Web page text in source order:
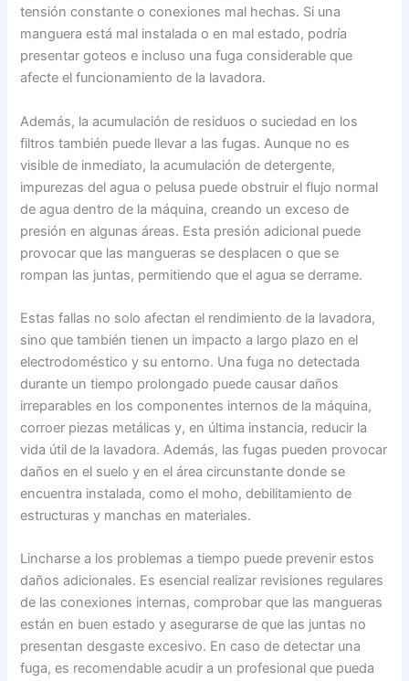
tensión constante o conexiones mal hechas. Si una
manguera está mal instalada o en mal estado, podría
presentar goteos e incluso una fuga considerable que
afecte el funcionamiento de la lavadora.
Además, la acumulación de residuos o suciedad en los
filtros también puede llevar a las fugas. Aunque no es
visible de inmediato, la acumulación de detergente,
impurezas del agua o pelusa puede obstruir el flujo normal
de agua dentro de la máquina, creando un exceso de
presión en algunas áreas. Esta presión adicional puede
provocar que las mangueras se desplacen o que se
rompan las juntas, permitiendo que el agua se derrame.
Estas fallas no solo afectan el rendimiento de la lavadora,
sino que también tienen un impacto a largo plazo en el
electrodoméstico y su entorno. Una fuga no detectada
durante un tiempo prolongado puede causar daños
irreparables en los componentes internos de la máquina,
corroer piezas metálicas y, en última instancia, reducir la
vida útil de la lavadora. Además, las fugas pueden provocar
daños en el suelo y en el área circunstante donde se
encuentra instalada, como el moho, debilitamiento de
estructuras y manchas en materiales.
Lincharse a los problemas a tiempo puede prevenir estos
daños adicionales. Es esencial realizar revisiones regulares
de las conexiones internas, comprobar que las mangueras
están en buen estado y asegurarse de que las juntas no
presentan desgaste excesivo. En caso de detectar una
fuga, es recomendable acudir a un profesional que pueda